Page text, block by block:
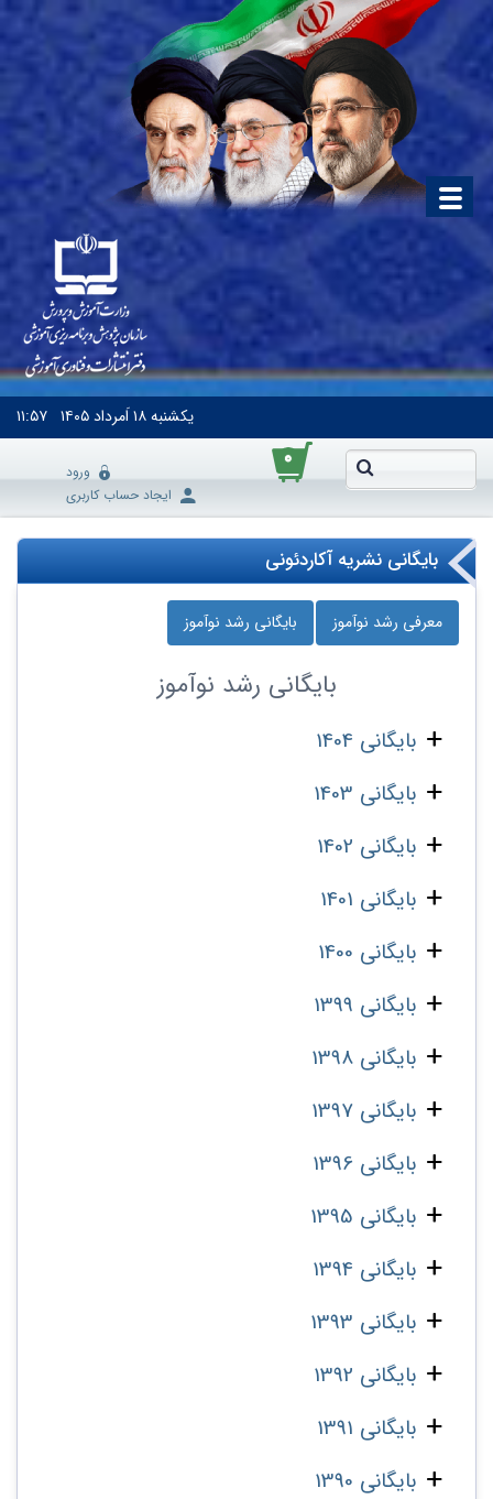
یکشنبه۱۸ اَمرداد ۱۴۰۵ ۱۱:۵۷
۰
ورود
ایجاد حساب کاربری
بایگانی نشریه آکاردئونی
معرفی رشد نوآموز بایگانی رشد نوآموز
بایگانی رشد نوآموز
بایگانی 1404
بایگانی 1403
بایگانی 1402
بایگانی 1401
بایگانی 1400
بایگانی 1399
بایگانی 1398
بایگانی 1397
بایگانی 1396
بایگانی 1395
بایگانی 1394
بایگانی 1393
بایگانی 1392
بایگانی 1391
بایگانی 1390